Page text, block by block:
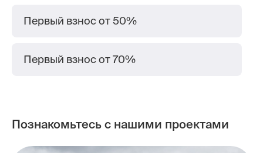
Служба заботы
Новости
Первый взнос от 50%
Первый взнос от 70%
Познакомьтесь с нашими проектами